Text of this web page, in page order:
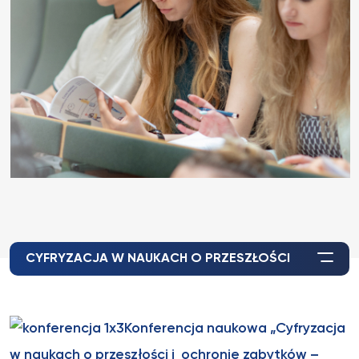
CYFRYZACJA W NAUKACH O PRZESZŁOŚCI
Konferencja naukowa „Cyfryzacja
w naukach o przeszłości i ochronie zabytków –